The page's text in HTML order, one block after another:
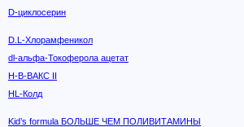
D-циклосерин
D.L-Хлорамфеникол
dl-альфа-Токоферола ацетат
H-B-ВАКС II
HL-Колд
Kid’s formula БОЛЬШЕ ЧЕМ ПОЛИВИТАМИНЫ